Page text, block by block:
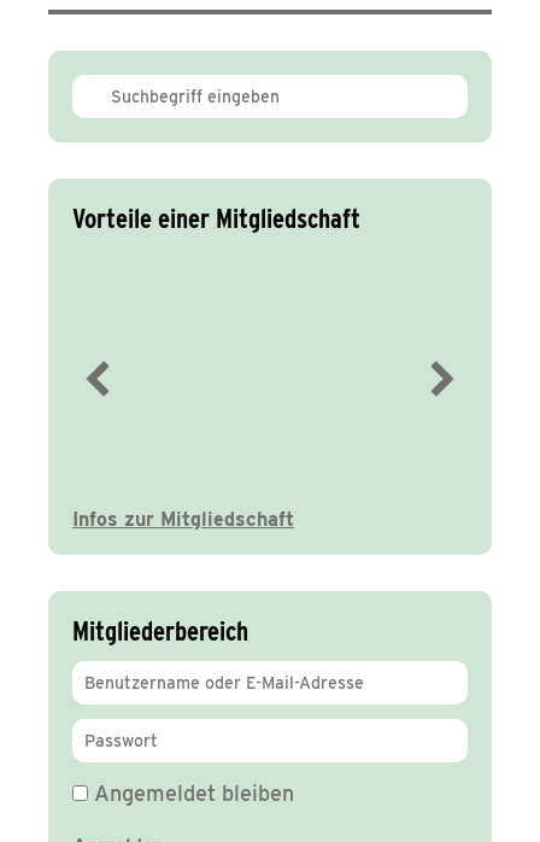
Vorteile einer Mitgliedschaft
Infos zur Mitgliedschaft
Mitgliederbereich
Angemeldet bleiben